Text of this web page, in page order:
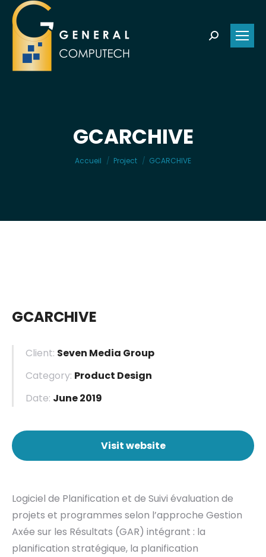
Search:
GCARCHIVE
Vous êtes ici :
Accueil Project GCARCHIVE
GCARCHIVE
Client: Seven Media Group
Category: Product Design
Date: June 2019
Visit website
Logiciel de Planification et de Suivi évaluation de
projets et programmes selon l’approche Gestion
Axée sur les Résultats (GAR) intégrant : la
planification stratégique, la planification